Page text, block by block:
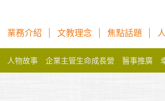
業務介紹 文教理念 焦點話題
人物故事 企業主管生命成長營 醫事推廣